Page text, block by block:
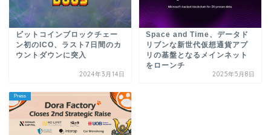
ビットコインブロックチェー
ン初のICO、ラスト7日間のカ
ウントダウンに突入
2024年3月14日
Space and Time、データド
リブンな新世代仮想通貨アプ
リの基盤となるメインネット
をローンチ
2025年5月8日
Press